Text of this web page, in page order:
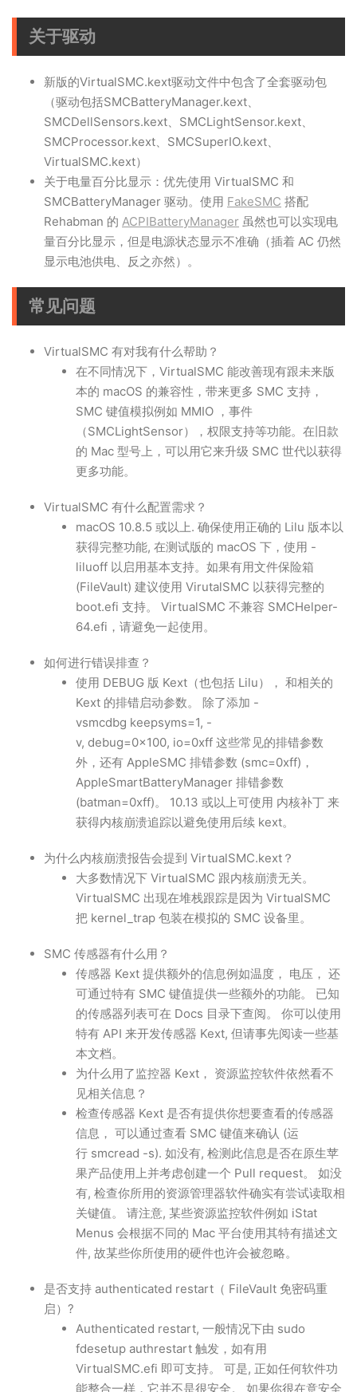
关于驱动
新版的VirtualSMC.kext驱动文件中包含了全套驱动包
（驱动包括SMCBatteryManager.kext、
SMCDellSensors.kext、SMCLightSensor.kext、
SMCProcessor.kext、SMCSuperIO.kext、
VirtualSMC.kext）
关于电量百分比显示：优先使用 VirtualSMC 和
SMCBatteryManager 驱动。使用 FakeSMC 搭配
Rehabman 的 ACPIBatteryManager 虽然也可以实现电
量百分比显示，但是电源状态显示不准确（插着 AC 仍然
显示电池供电、反之亦然）。
常见问题
VirtualSMC 有对我有什么帮助？
在不同情况下，VirtualSMC 能改善现有跟未来版
本的 macOS 的兼容性，带来更多 SMC 支持，
SMC 键值模拟例如 MMIO ，事件
（SMCLightSensor），权限支持等功能。在旧款
的 Mac 型号上，可以用它来升级 SMC 世代以获得
更多功能。
VirtualSMC 有什么配置需求？
macOS 10.8.5 或以上. 确保使用正确的 Lilu 版本以
获得完整功能, 在测试版的 macOS 下，使用 -
liluoff 以启用基本支持。如果有用文件保险箱
(FileVault) 建议使用 VirutalSMC 以获得完整的
boot.efi 支持。 VirtualSMC 不兼容 SMCHelper-
64.efi，请避免一起使用。
如何进行错误排查？
使用 DEBUG 版 Kext（也包括 Lilu）， 和相关的
Kext 的排错启动参数。 除了添加 -
vsmcdbg keepsyms=1, -
v, debug=0x100, io=0xff 这些常见的排错参数
外，还有 AppleSMC 排错参数 (smc=0xff)，
AppleSmartBatteryManager 排错参数
(batman=0xff)。 10.13 或以上可使用 内核补丁 来
获得内核崩溃追踪以避免使用后续 kext。
为什么内核崩溃报告会提到 VirtualSMC.kext？
大多数情况下 VirtualSMC 跟内核崩溃无关。
VirtualSMC 出现在堆栈跟踪是因为 VirtualSMC
把 kernel_trap 包装在模拟的 SMC 设备里。
SMC 传感器有什么用？
传感器 Kext 提供额外的信息例如温度， 电压， 还
可通过特有 SMC 键值提供一些额外的功能。 已知
的传感器列表可在 Docs 目录下查阅。 你可以使用
特有 API 来开发传感器 Kext, 但请事先阅读一些基
本文档。
为什么用了监控器 Kext， 资源监控软件依然看不
见相关信息？
检查传感器 Kext 是否有提供你想要查看的传感器
信息， 可以通过查看 SMC 键值来确认 (运
行 smcread -s). 如没有, 检测此信息是否在原生苹
果产品使用上并考虑创建一个 Pull request。 如没
有, 检查你所用的资源管理器软件确实有尝试读取相
关键值。 请注意, 某些资源监控软件例如 iStat
Menus 会根据不同的 Mac 平台使用其特有描述文
件, 故某些你所使用的硬件也许会被忽略。
是否支持 authenticated restart（ FileVault 免密码重
启）?
Authenticated restart, 一般情况下由 sudo
fdesetup authrestart 触发，如有用
VirtualSMC.efi 即可支持。 可是, 正如任何软件功
能整合一样，它并不是很安全。 如果你很在意安全